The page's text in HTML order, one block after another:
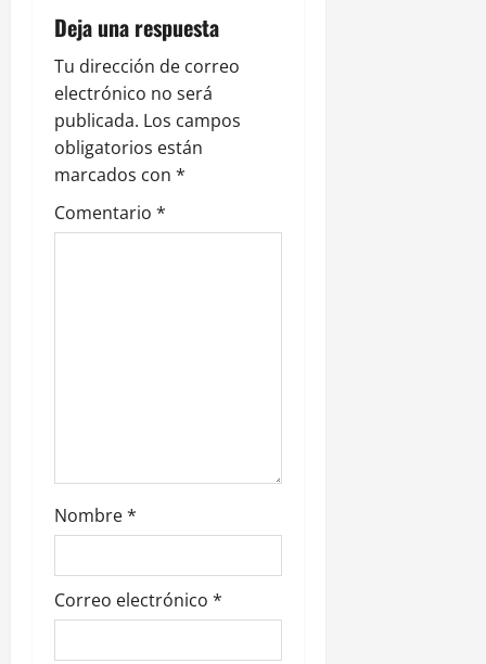
n
d
e
e
n
s
Deja una respuesta
Tu dirección de correo
electrónico no será
publicada. Los campos
obligatorios están
marcados con *
Comentario *
Nombre*
Correo electrónico *